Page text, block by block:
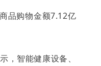
品购物金额7.12亿
，智能健康设备、